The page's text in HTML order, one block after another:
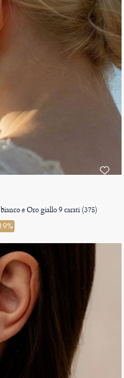
e Oro giallo 9 carati (375)